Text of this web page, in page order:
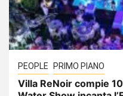
PEOPLE PRIMO PIANO
Villa ReNoir compie